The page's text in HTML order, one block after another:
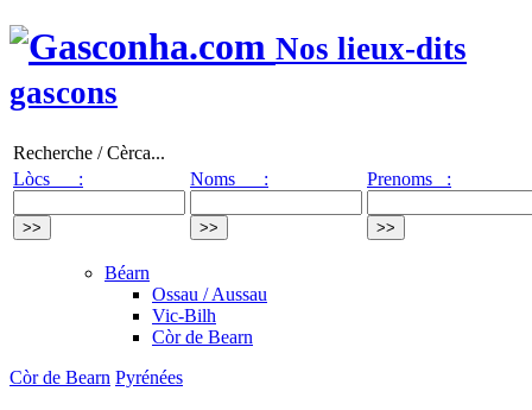
Nos lieux-dits
gascons
Recherche / Cèrca...
Lòcs :
Noms : Prenoms :
Béarn
Ossau / Aussau
Vic-Bilh
Còr de Bearn
Còr de Bearn Pyrénées